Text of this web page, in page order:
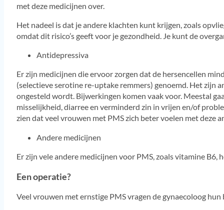
met deze medicijnen over.
Het nadeel is dat je andere klachten kunt krijgen, zoals
omdat dit risico’s geeft voor je gezondheid. Je kunt de
Antidepressiva
Er zijn medicijnen die ervoor zorgen dat de hersencellen
(selectieve serotine re-uptake remmers) genoemd. Het zijn
ongesteld wordt. Bijwerkingen komen vaak voor. Meestal
misselijkheid, diarree en verminderd zin in vrijen en/of
zien dat veel vrouwen met PMS zich beter voelen met deze
Andere medicijnen
Er zijn vele andere medicijnen voor PMS, zoals vitamine
Een operatie?
Veel vrouwen met ernstige PMS vragen de gynaecoloog